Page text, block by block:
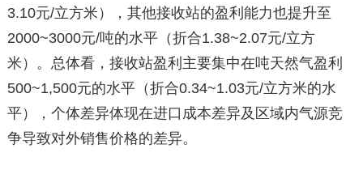
3.10元/立方米），其他接收站的盈利能力也提升至
2000~3000元/吨的水平（折合1.38~2.07元/立方
米）。总体看，接收站盈利主要集中在吨天然气盈利
500~1,500元的水平（折合0.34~1.03元/立方米的水
平），个体差异体现在进口成本差异及区域内气源竞
争导致对外销售价格的差异。